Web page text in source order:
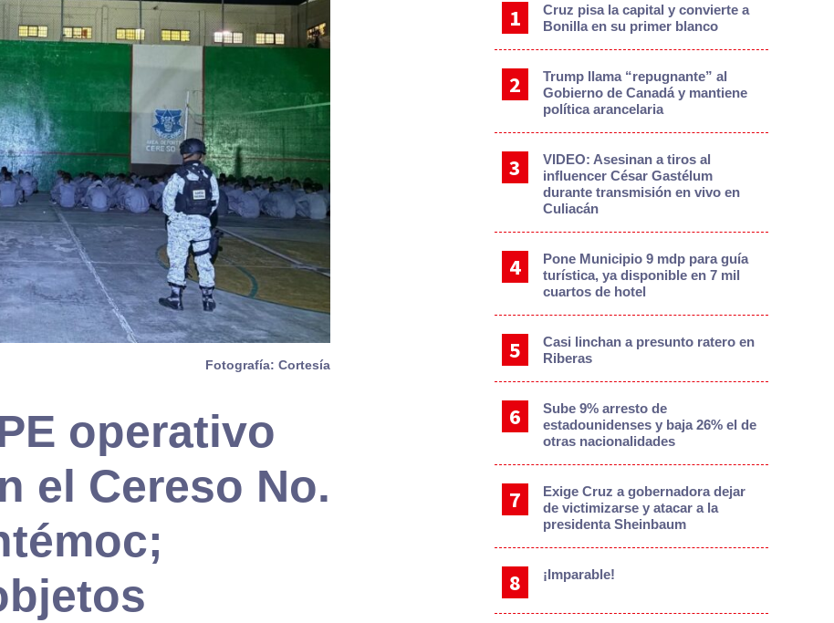
Fotografía: Cortesía
operativo
el Cereso No.
Cruz pisa la capital y convierte a
Bonilla en su primer blanco
Trump llama “repugnante” al
Gobierno de Canadá y mantiene
política arancelaria
VIDEO: Asesinan a tiros al
influencer César Gastélum
durante transmisión en vivo en
Culiacán
Pone Municipio 9 mdp para guía
turística, ya disponible en 7 mil
cuartos de hotel
Casi linchan a presunto ratero en
Riberas
Sube 9% arresto de
estadounidenses y baja 26% el de
otras nacionalidades
Exige Cruz a gobernadora dejar
de victimizarse y atacar a la
presidenta Sheinbaum
¡Imparable!